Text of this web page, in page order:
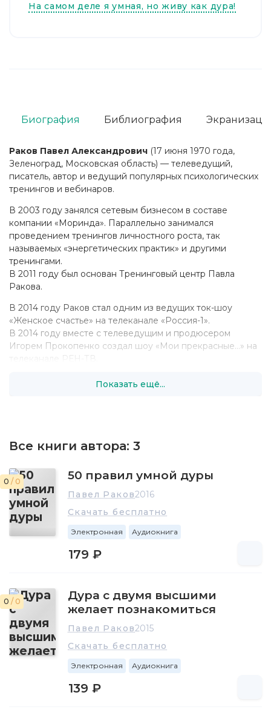
На самом деле я умная, но живу как дура!
Раков Павел Александрович (17 июня 1970 года,
Зеленоград, Московская область) — телеведущий,
писатель, автор и ведущий популярных психологических
тренингов и вебинаров.
В 2003 году занялся сетевым бизнесом в составе
компании «Моринда». Параллельно занимался
проведением тренингов личностного роста, так
называемых «энергетических практик» и другими
тренингами.
В 2011 году был основан Тренинговый центр Павла
Ракова.
В 2014 году Раков стал одним из ведущих ток-шоу
«Женское счастье» на телеканале «Россия-1».
В 2014 году вместе с телеведущим и продюсером
Игорем Прокопенко создал шоу «Мои прекрасные…» на
телеканале РЕН-ТВ.
Показать ещё...
Биография Библиография
Все книги автора: 3
0 / 0 50 правил умной дуры
Павел Раков2016
Скачать бесплатно
Электронная Аудиокнига
179 ₽
0 / 0
Дура с двумя высшими
желает познакомиться
Павел Раков2015
Скачать бесплатно
Электронная Аудиокнига
139 ₽